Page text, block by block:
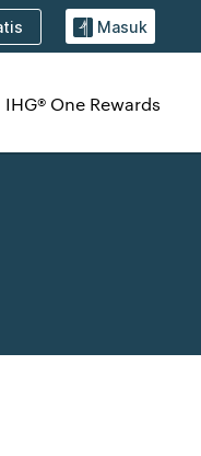
Masuk
IHG® One Rewards